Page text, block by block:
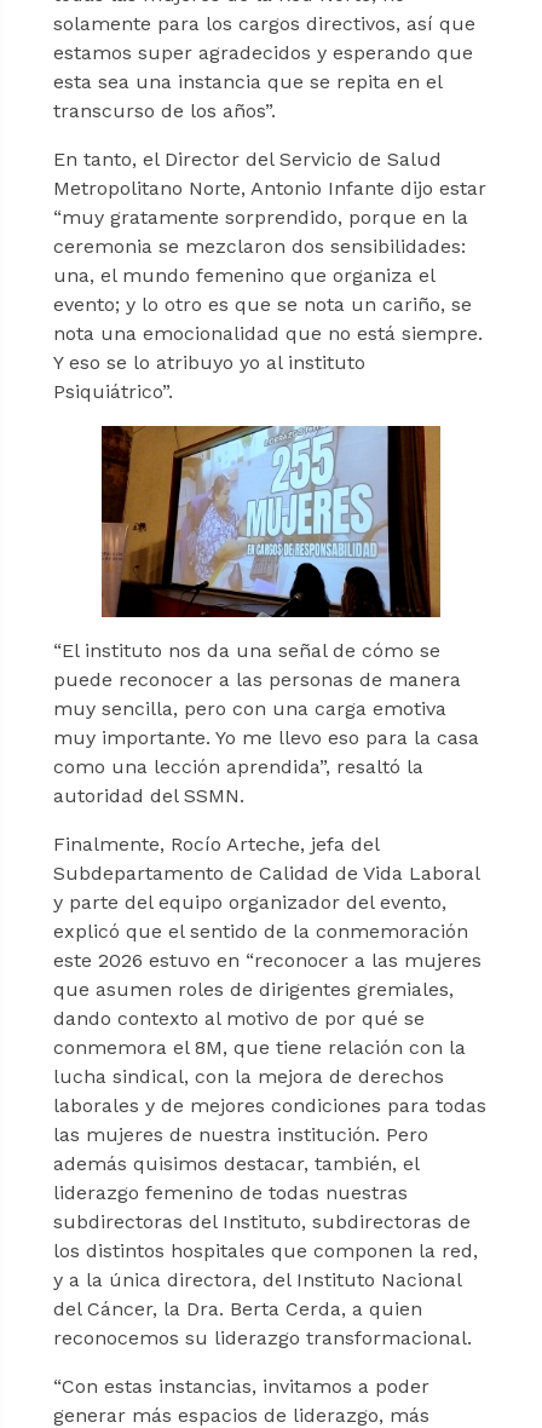
solamente para los cargos directivos, así que
estamos super agradecidos y esperando que
esta sea una instancia que se repita en el
transcurso de los años”.
En tanto, el Director del Servicio de Salud
Metropolitano Norte, Antonio Infante dijo estar
“muy gratamente sorprendido, porque en la
ceremonia se mezclaron dos sensibilidades:
una, el mundo femenino que organiza el
evento; y lo otro es que se nota un cariño, se
nota una emocionalidad que no está siempre.
Y eso se lo atribuyo yo al instituto
Psiquiátrico”.
“El instituto nos da una señal de cómo se
puede reconocer a las personas de manera
muy sencilla, pero con una carga emotiva
muy importante. Yo me llevo eso para la casa
como una lección aprendida”, resaltó la
autoridad del SSMN.
Finalmente, Rocío Arteche, jefa del
Subdepartamento de Calidad de Vida Laboral
y parte del equipo organizador del evento,
explicó que el sentido de la conmemoración
este 2026 estuvo en “reconocer a las mujeres
que asumen roles de dirigentes gremiales,
dando contexto al motivo de por qué se
conmemora el 8M, que tiene relación con la
lucha sindical, con la mejora de derechos
laborales y de mejores condiciones para todas
las mujeres de nuestra institución. Pero
además quisimos destacar, también, el
liderazgo femenino de todas nuestras
subdirectoras del Instituto, subdirectoras de
los distintos hospitales que componen la red,
y a la única directora, del Instituto Nacional
del Cáncer, la Dra. Berta Cerda, a quien
reconocemos su liderazgo transformacional.
“Con estas instancias, invitamos a poder
generar más espacios de liderazgo, más